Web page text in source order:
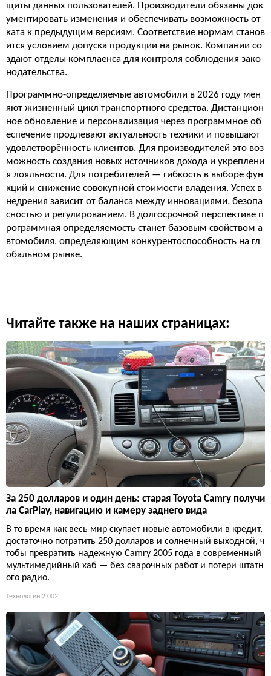
щиты данных пользователей. Производители обязаны док
ументировать изменения и обеспечивать возможность от
ката к предыдущим версиям. Соответствие нормам станов
ится условием допуска продукции на рынок. Компании со
здают отделы комплаенса для контроля соблюдения зако
нодательства.
Программно-определяемые автомобили в 2026 году мен
яют жизненный цикл транспортного средства. Дистанцион
ное обновление и персонализация через программное об
еспечение продлевают актуальность техники и повышают
удовлетворённость клиентов. Для производителей это воз
можность создания новых источников дохода и укреплени
я лояльности. Для потребителей — гибкость в выборе фун
кций и снижение совокупной стоимости владения. Успех в
недрения зависит от баланса между инновациями, безопа
сностью и регулированием. В долгосрочной перспективе п
рограммная определяемость станет базовым свойством а
втомобиля, определяющим конкурентоспособность на гл
обальном рынке.
Читайте также на наших страницах:
За 250 долларов и один день: старая Toyota Camry получи
ла CarPlay, навигацию и камеру заднего вида
В то время как весь мир скупает новые автомобили в кредит,
достаточно потратить 250 долларов и солнечный выходной, ч
тобы превратить надежную Camry 2005 года в современный
мультимедийный хаб — без сварочных работ и потери штатн
ого радио.
Технологии 2 002